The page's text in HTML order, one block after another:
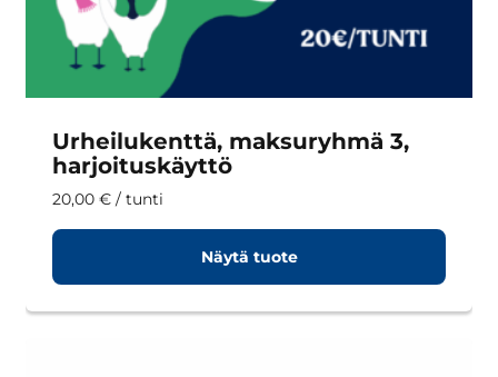
Urheilukenttä, maksuryhmä 3,
harjoituskäyttö
20,00 € / tunti
Näytä tuote